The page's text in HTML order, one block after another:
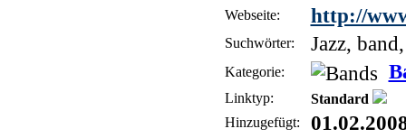
Webseite: http://
Suchwörter: Jazz,
Kategorie:
Linktyp:
Standard
Hinzugefügt: